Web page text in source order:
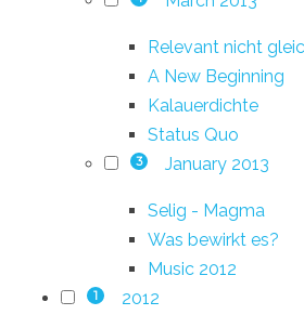
Relevant nicht
A New Beginning
Kalauerdichte
Status Quo
3 January 2013
Selig - Magma
Was bewirkt es?
Music 2012
1 2012